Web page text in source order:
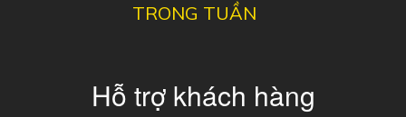
TRONG TUẦN
Hỗ trợ khách hàng